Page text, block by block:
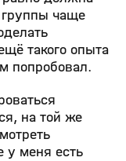
чаще
такого опыта
попробовал.
на той же
у меня есть